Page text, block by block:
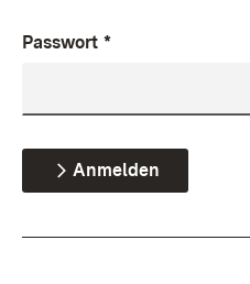
Passwort *
Anmelden